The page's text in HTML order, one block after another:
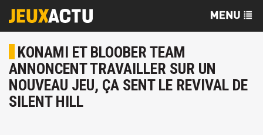
KONAMI ET BLOOBER TEAM
ANNONCENT TRAVAILLER SUR UN
NOUVEAU JEU, ÇA SENT LE REVIVAL DE
SILENT HILL